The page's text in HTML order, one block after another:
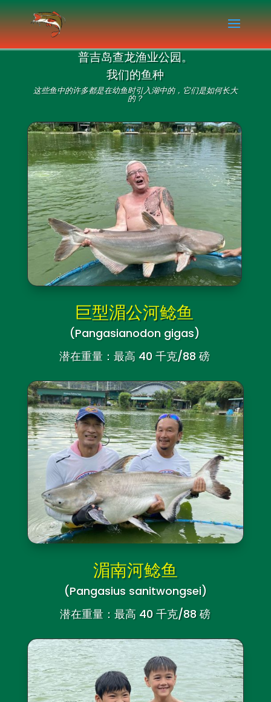
普吉岛查龙渔业公园。
我们的鱼种
这些鱼中的许多都是在幼鱼时引入湖中的，它们是如何长大
的？
巨型湄公河鲶鱼
(Pangasianodon gigas)
潜在重量：最高 40 千克/88 磅
湄南河鲶鱼
(Pangasius sanitwongsei)
潜在重量：最高 40 千克/88 磅